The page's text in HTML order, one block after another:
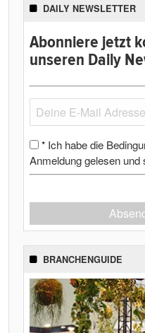
DAILY NEWSLETTER
Abonniere jetzt
unseren Daily
* Ich habe die
Anmeldung gelesen
BRANCHENGUIDE